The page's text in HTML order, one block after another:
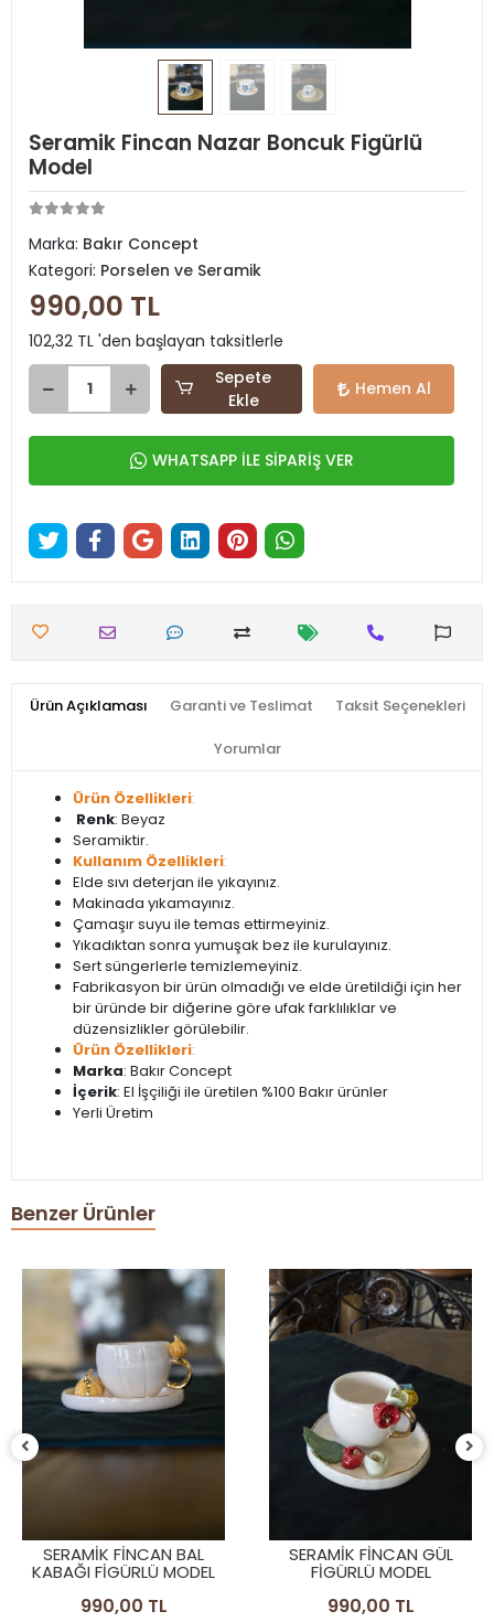
Seramik Fincan Nazar Boncuk Figürlü
Model
Marka: Bakır Concept
Kategori: Porselen ve Seramik
990,00 TL
102,32 TL 'den başlayan taksitlerle
Sepete
Ekle
Hemen Al
WHATSAPP İLE SİPARİŞ VER
Ürün Açıklaması Garanti ve Teslimat Taksit Seçenekleri
Yorumlar
Ürün Özellikleri:
Renk: Beyaz
Seramiktir.
Kullanım Özellikleri:
Elde sıvı deterjan ile yıkayınız.
Makinada yıkamayınız.
Çamaşır suyu ile temas ettirmeyiniz.
Yıkadıktan sonra yumuşak bez ile kurulayınız.
Sert süngerlerle temizlemeyiniz.
Fabrikasyon bir ürün olmadığı ve elde üretildiği için her
bir üründe bir diğerine göre ufak farklılıklar ve
düzensizlikler görülebilir.
Ürün Özellikleri:
Marka: Bakır Concept
İçerik: El İşçiliği ile üretilen %100 Bakır ürünler
Yerli Üretim
Benzer Ürünler
SERAMIK FINCAN BAL
KABAĞI FIGÜRLÜ MODEL
990,00 TL
SERAMIK FINCAN GÜL
FIGÜRLÜ MODEL
990,00 TL